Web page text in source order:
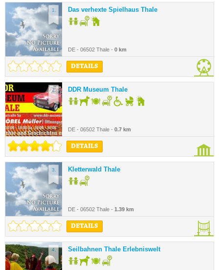
1. Das verhexte Spielhaus Thale
DE - 06502 Thale - 0 km
DETAILS
2. DDR Museum Thale
DE - 06502 Thale - 0.7 km
DETAILS
3. Kletterwald Thale
DE - 06502 Thale - 1.39 km
DETAILS
4. Seilbahnen Thale Erlebniswelt